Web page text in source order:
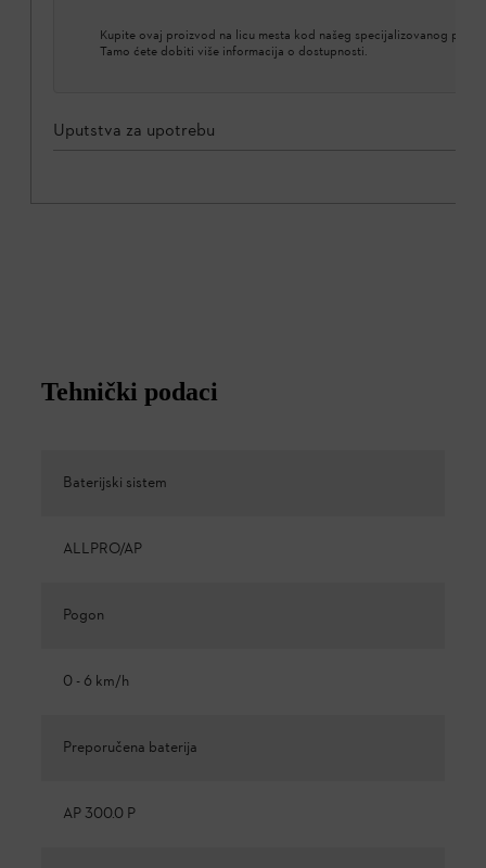
Kupite ovaj proizvod na licu mesta kod našeg specijalizovanog
Tamo ćete dobiti više informacija o dostupnosti.
Uputstva za upotrebu
Tehnički podaci
Baterijski sistem
ALLPRO/AP
Pogon
0 - 6 km/h
Preporučena baterija
AP 300.0 P